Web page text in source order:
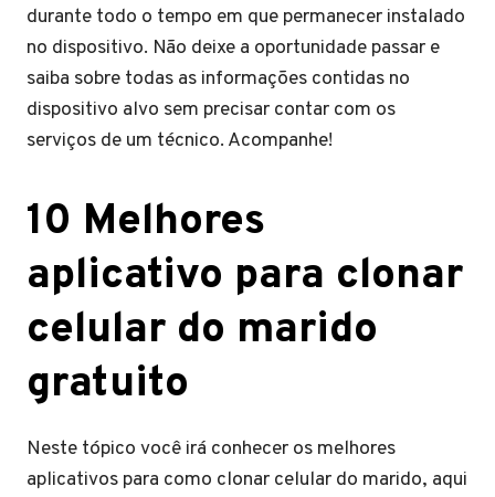
durante todo o tempo em que permanecer instalado
no dispositivo. Não deixe a oportunidade passar e
saiba sobre todas as informações contidas no
dispositivo alvo sem precisar contar com os
serviços de um técnico. Acompanhe!
10 Melhores
aplicativo para clonar
celular do marido
gratuito
Neste tópico você irá conhecer os melhores
aplicativos para como clonar celular do marido, aqui